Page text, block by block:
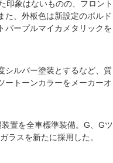
印象はないものの、フロント
た、外板色は新設定のボルド
パープルマイカメタリックを
シルバー塗装とするなど、質
ートーンカラーをメーカーオ
置を全車標準装備。G、Gツ
ラスを新たに採用した。